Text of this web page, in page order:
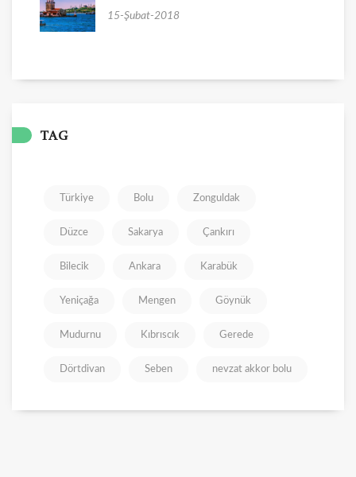
15-Şubat-2018
TAG
Türkiye Bolu Zonguldak
Düzce Sakarya Çankırı
Bilecik Ankara Karabük
Yeniçağa Mengen Göynük
Mudurnu Kıbrıscık Gerede
Dörtdivan Seben nevzat akkor bolu